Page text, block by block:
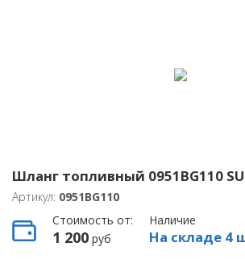
Шланг топливный 0951BG110
Артикул: 0951BG110
Стоимость от:
1 200 руб
Наличие
На складе 4